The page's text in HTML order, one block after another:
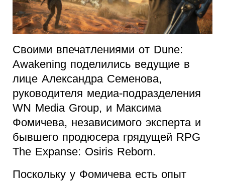
Своими впечатлениями от Dune:
Awakening поделились ведущие в
лице Александра Семенова,
руководителя медиа-подразделения
WN Media Group, и Максима
Фомичева, независимого эксперта и
бывшего продюсера грядущей RPG
The Expanse: Osiris Reborn.
Поскольку у Фомичева есть опыт